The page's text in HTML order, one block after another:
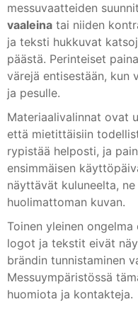
messuvaatteiden
vaaleina tai niiden
ja teksti hukkuvat
päästä. Perinteiset
värejä entisestään,
ja pesulle.
Materiaalivalinnat ovat
että mietittäisiin
rypistää helposti, ja
ensimmäisen
näyttävät kuluneelta,
huolimattoman kuvan.
Toinen yleinen
logot ja tekstit eivät
brändin tunnistaminen
Messuympäristössä
huomiota ja kontakteja.